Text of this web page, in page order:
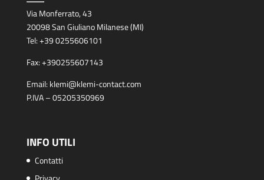
Via Monferrato, 43
20098 San Giuliano Milanese (MI)
Tel:+39 0255606101
Fax:+390255607143
Email: klemi@klemi-contact.com
P.IVA – 05205350969
INFO UTILI
Contatti